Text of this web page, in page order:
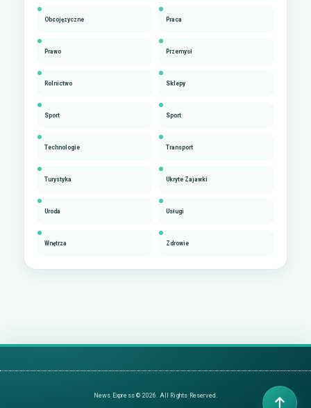
Obcojęzyczne Praca
Prawo Przemysł
Rolnictwo Sklepy
Sport Sport
Technologie Transport
Turystyka Ukryte Zajawki
Uroda Usługi
Wnętrza Zdrowie
News Express © 2026. All Rights Reserved.